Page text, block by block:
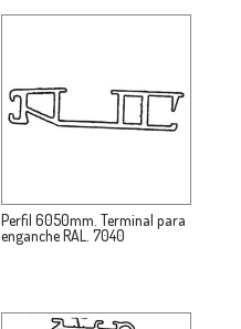
Perfil 6050mm. Terminal para
enganche RAL. 7040